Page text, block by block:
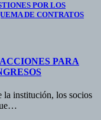
POR LOS
DE CONTRATOS
PARA
la institución, los socios